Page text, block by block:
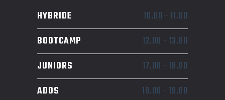
HYBRIDE 10.00 - 11.00
BOOTCAMP
12.00 - 13.00
JUNIORS
17.00 - 18.00
ADOS
18.00 - 19.00